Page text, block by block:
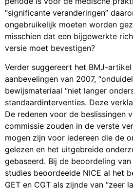
“significante veranderingen”
ongebruikelijk moeten worden
misschien dat een bijgewerkte
versie moet bevestigen?
Verder suggereert het BMJ-
aanbevelingen van 2007,
bewijsmateriaal “niet langer
standaardinterventies. Deze
De redenen voor de beslissingen
commissie zouden in de verste
mogen zijn voor iedereen die de
gelezen en het uitgebreide
gebaseerd. Bij de beoordeling
studies beoordeelde NICE al het
GET en CGT als zijnde van “zeer